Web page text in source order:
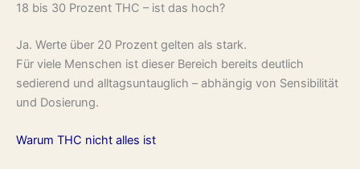
18 bis 30 Prozent THC – ist das hoch?
Ja. Werte über 20 Prozent gelten als stark.
Für viele Menschen ist dieser Bereich bereits deutlich
sedierend und alltagsuntauglich – abhängig von Sensibilität
und Dosierung.
Warum THC nicht alles ist